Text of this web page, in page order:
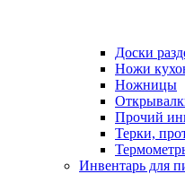
Доски
Ножи
Ножницы
Прочий
Терки,
Инвентарь для